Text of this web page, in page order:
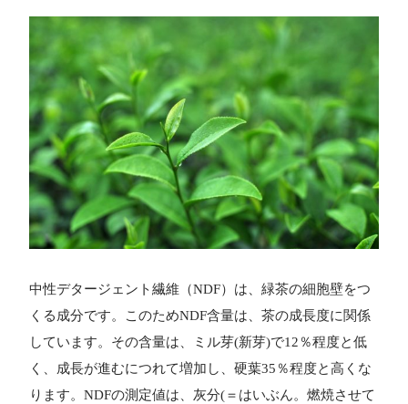
中性デタージェント繊維（NDF）は、緑茶の細胞壁をつ
くる成分です。このためNDF含量は、茶の成長度に関係
しています。その含量は、ミル芽(新芽)で12％程度と低
く、成長が進むにつれて増加し、硬葉35％程度と高くな
ります。NDFの測定値は、灰分(＝はいぶん。燃焼させて